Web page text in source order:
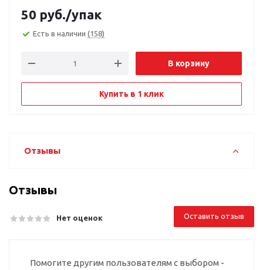
50 руб./упак
Есть в наличии (158)
В корзину
Купить в 1 клик
Отзывы
Отзывы
Нет оценок Оставить отзыв
Помогите другим пользователям с выбором -